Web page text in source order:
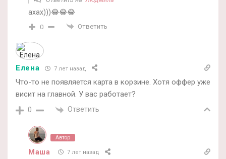
ахах)))😂😂😂
0 Ответить
Елена 7 лет назад
Что-то не появляется карта в корзине. Хотя оффер уже
висит на главной. У вас работает?
0 Ответить
Автор
Маша 7 лет назад